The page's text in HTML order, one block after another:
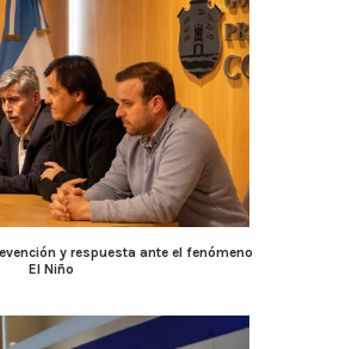
y respuesta ante el fenómeno
El Niño